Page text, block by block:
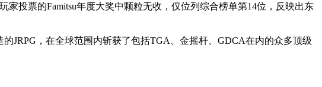
投票的Famitsu年度大奖中颗粒无收，仅位列综合榜单第14位，反映出东
JRPG，在全球范围内斩获了包括TGA、金摇杆、GDCA在内的众多顶级